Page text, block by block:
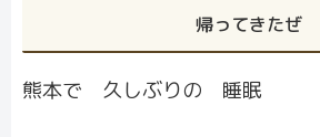
帰ってきたぜ
熊本で 久しぶりの 睡眠